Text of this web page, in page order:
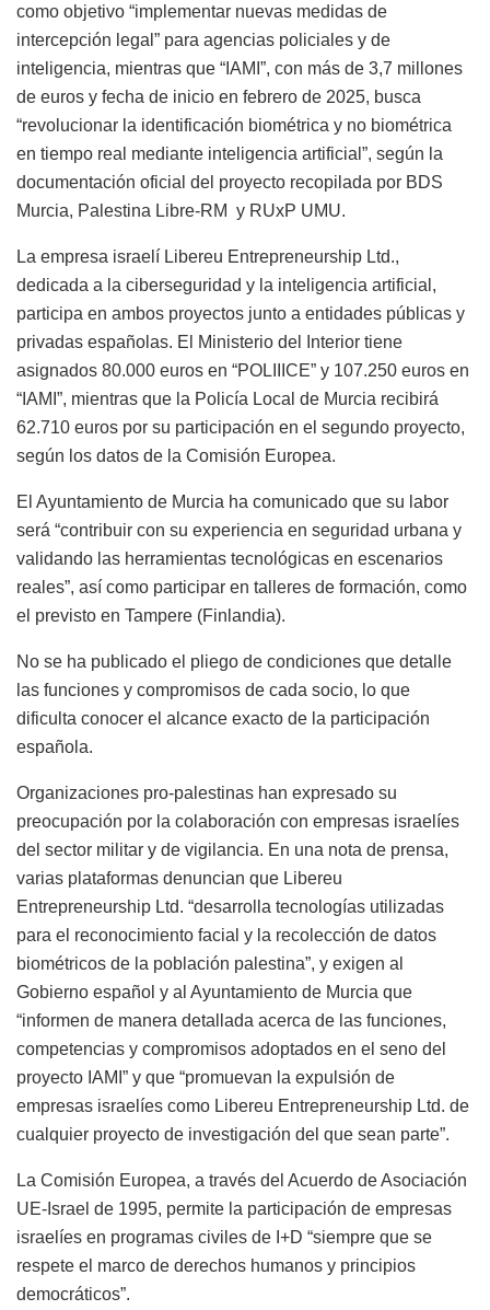
como objetivo “implementar nuevas medidas de
intercepción legal” para agencias policiales y de
inteligencia, mientras que “IAMI”, con más de 3,7 millones
de euros y fecha de inicio en febrero de 2025, busca
“revolucionar la identificación biométrica y no biométrica
en tiempo real mediante inteligencia artificial”, según la
documentación oficial del proyecto recopilada por BDS
Murcia, Palestina Libre-RM y RUxP UMU.
La empresa israelí Libereu Entrepreneurship Ltd.,
dedicada a la ciberseguridad y la inteligencia artificial,
participa en ambos proyectos junto a entidades públicas y
privadas españolas. El Ministerio del Interior tiene
asignados 80.000 euros en “POLIIICE” y 107.250 euros en
“IAMI”, mientras que la Policía Local de Murcia recibirá
62.710 euros por su participación en el segundo proyecto,
según los datos de la Comisión Europea.
El Ayuntamiento de Murcia ha comunicado que su labor
será “contribuir con su experiencia en seguridad urbana y
validando las herramientas tecnológicas en escenarios
reales”, así como participar en talleres de formación, como
el previsto en Tampere (Finlandia).
No se ha publicado el pliego de condiciones que detalle
las funciones y compromisos de cada socio, lo que
dificulta conocer el alcance exacto de la participación
española.
Organizaciones pro-palestinas han expresado su
preocupación por la colaboración con empresas israelíes
del sector militar y de vigilancia. En una nota de prensa,
varias plataformas denuncian que Libereu
Entrepreneurship Ltd. “desarrolla tecnologías utilizadas
para el reconocimiento facial y la recolección de datos
biométricos de la población palestina”, y exigen al
Gobierno español y al Ayuntamiento de Murcia que
“informen de manera detallada acerca de las funciones,
competencias y compromisos adoptados en el seno del
proyecto IAMI” y que “promuevan la expulsión de
empresas israelíes como Libereu Entrepreneurship Ltd. de
cualquier proyecto de investigación del que sean parte”.
La Comisión Europea, a través del Acuerdo de Asociación
UE-Israel de 1995, permite la participación de empresas
israelíes en programas civiles de I+D “siempre que se
respete el marco de derechos humanos y principios
democráticos”.